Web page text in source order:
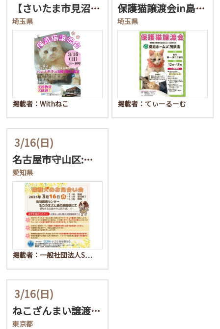
【さいたま市見沼区】3/…
埼玉県
掲載者：Withねこ
保護猫譲渡会in島忠ホー…
埼玉県
掲載者：てぃーるーむ
3/16(日)
名古屋市守山区:保護犬の…
愛知県
掲載者：一般社団法人S…
3/16(日)
ねこざんまい譲渡会@東日…
東京都